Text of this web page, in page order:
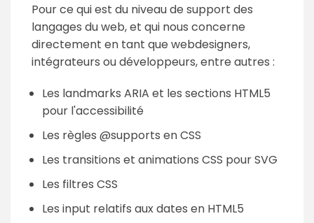
Pour ce qui est du niveau de support des
langages du web, et qui nous concerne
directement en tant que webdesigners,
intégrateurs ou développeurs, entre autres :
Les landmarks ARIA et les sections HTML5
pour l'accessibilité
Les règles @supports en CSS
Les transitions et animations CSS pour SVG
Les filtres CSS
Les input relatifs aux dates en HTML5